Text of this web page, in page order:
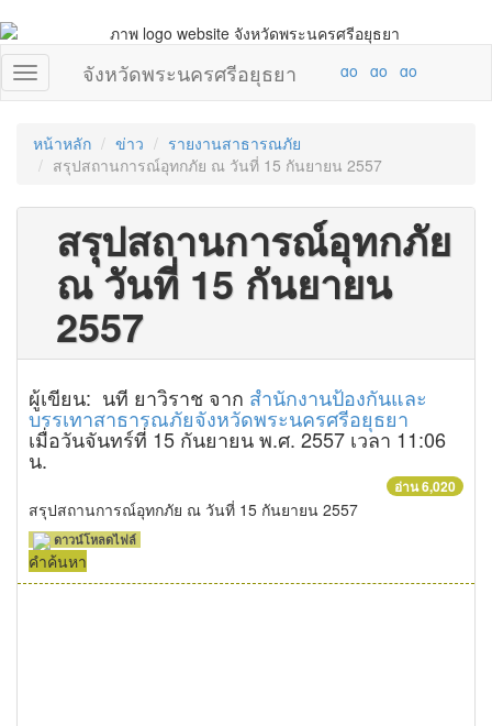
จังหวัดพระนครศรีอยุธยา
หน้าหลัก ข่าว
รายงานสาธารณภัย
สรุปสถานการณ์อุทกภัย ณ วันที่ 15 กันยายน 2557
สรุปสถานการณ์อุทกภัย
ณ วันที่ 15 กันยายน
2557
ผู้เขียน: นที ยาวิราช จาก สำนักงานป้องกันและ
บรรเทาสาธารณภัยจังหวัดพระนครศรีอยุธยา
เมื่อวันจันทร์ที่ 15 กันยายน พ.ศ. 2557 เวลา 11:06
น.
อ่าน 6,020
สรุปสถานการณ์อุทกภัย ณ วันที่ 15 กันยายน 2557
ดาวน์โหลดไฟล์
คำค้นหา